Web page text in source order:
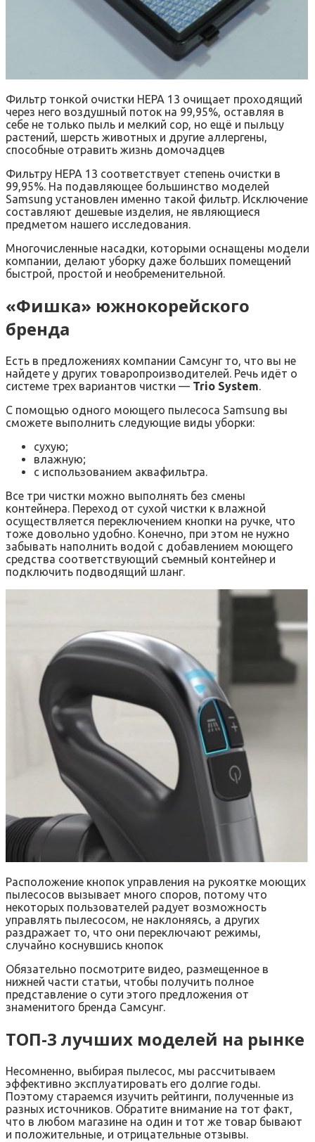
Фильтр тонкой очистки НЕРА 13 очищает проходящий
через него воздушный поток на 99,95%, оставляя в
себе не только пыль и мелкий сор, но ещё и пыльцу
растений, шерсть животных и другие аллергены,
способные отравить жизнь домочадцев
Фильтру НЕРА 13 соответствует степень очистки в
99,95%. На подавляющее большинство моделей
Samsung установлен именно такой фильтр. Исключение
составляют дешевые изделия, не являющиеся
предметом нашего исследования.
Многочисленные насадки, которыми оснащены модели
компании, делают уборку даже больших помещений
быстрой, простой и необременительной.
«Фишка» южнокорейского
бренда
Есть в предложениях компании Самсунг то, что вы не
найдете у других товаропроизводителей. Речь идёт о
системе трех вариантов чистки — Trio System.
С помощью одного моющего пылесоса Samsung вы
сможете выполнить следующие виды уборки:
сухую;
влажную;
с использованием аквафильтра.
Все три чистки можно выполнять без смены
контейнера. Переход от сухой чистки к влажной
осуществляется переключением кнопки на ручке, что
тоже довольно удобно. Конечно, при этом не нужно
забывать наполнить водой с добавлением моющего
средства соответствующий съемный контейнер и
подключить подводящий шланг.
Расположение кнопок управления на рукоятке моющих
пылесосов вызывает много споров, потому что
некоторых пользователей радует возможность
управлять пылесосом, не наклоняясь, а других
раздражает то, что они переключают режимы,
случайно коснувшись кнопок
Обязательно посмотрите видео, размещенное в
нижней части статьи, чтобы получить полное
представление о сути этого предложения от
знаменитого бренда Самсунг.
ТОП-3 лучших моделей на рынке
Несомненно, выбирая пылесос, мы рассчитываем
эффективно эксплуатировать его долгие годы.
Поэтому стараемся изучить рейтинги, полученные из
разных источников. Обратите внимание на тот факт,
что в любом магазине на один и тот же товар бывают
и положительные, и отрицательные отзывы.